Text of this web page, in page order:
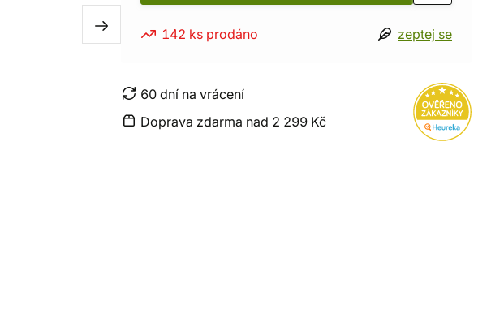
142 ks prodáno zeptej se
60 dní na vrácení
Doprava zdarma nad 2 299 Kč